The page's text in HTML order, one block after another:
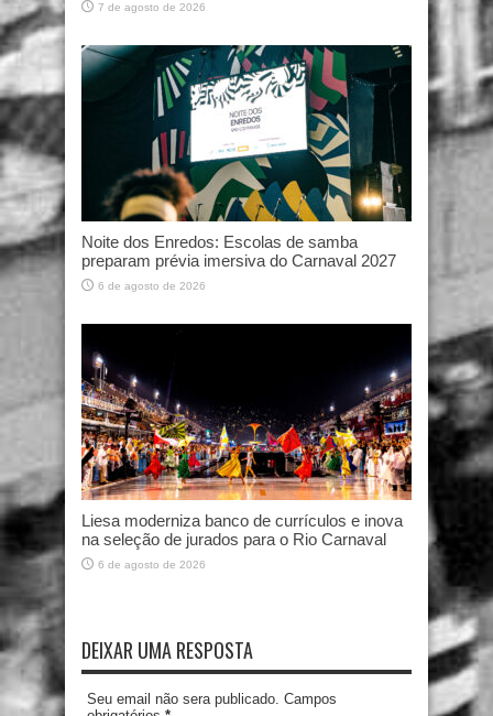
7 de agosto de 2026
Noite dos Enredos: Escolas de samba
preparam prévia imersiva do Carnaval 2027
6 de agosto de 2026
Liesa moderniza banco de currículos e inova
na seleção de jurados para o Rio Carnaval
6 de agosto de 2026
DEIXAR UMA RESPOSTA
Seu email não sera publicado. Campos